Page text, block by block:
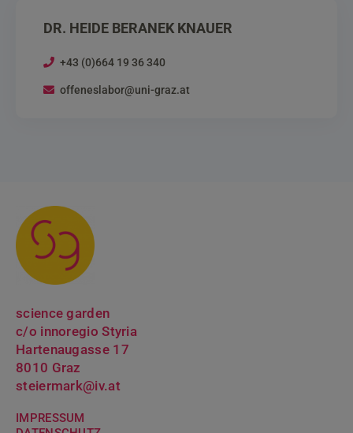
DR. HEIDE BERANEK KNAUER
+43 (0)664 19 36 340
offeneslabor@uni-graz.at
science garden
c/o innoregio Styria
Hartenaugasse 17
8010 Graz
steiermark@iv.at
IMPRESSUM